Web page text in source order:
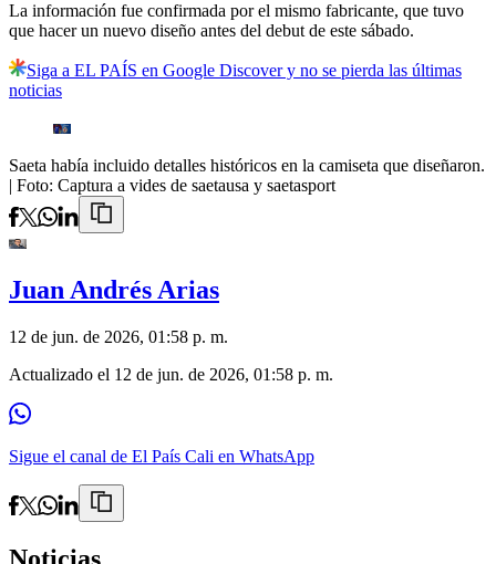
La información fue confirmada por el mismo fabricante, que tuvo
que hacer un nuevo diseño antes del debut de este sábado.
Siga a EL PAÍS en Google Discover y no se pierda las últimas
noticias
Saeta había incluido detalles históricos en la camiseta que diseñaron.
| Foto: Captura a vides de saetausa y saetasport
Juan Andrés Arias
12 de jun. de 2026, 01:58 p. m.
Actualizado el 12 de jun. de 2026, 01:58 p. m.
Sigue el canal de El País Cali en WhatsApp